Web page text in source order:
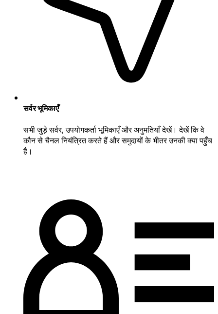
सर्वर भूमिकाएँ
सभी जुड़े सर्वर, उपयोगकर्ता भूमिकाएँ और अनुमतियाँ देखें। देखें कि वे
कौन से चैनल नियंत्रित करते हैं और समुदायों के भीतर उनकी क्या पहुँच
है।